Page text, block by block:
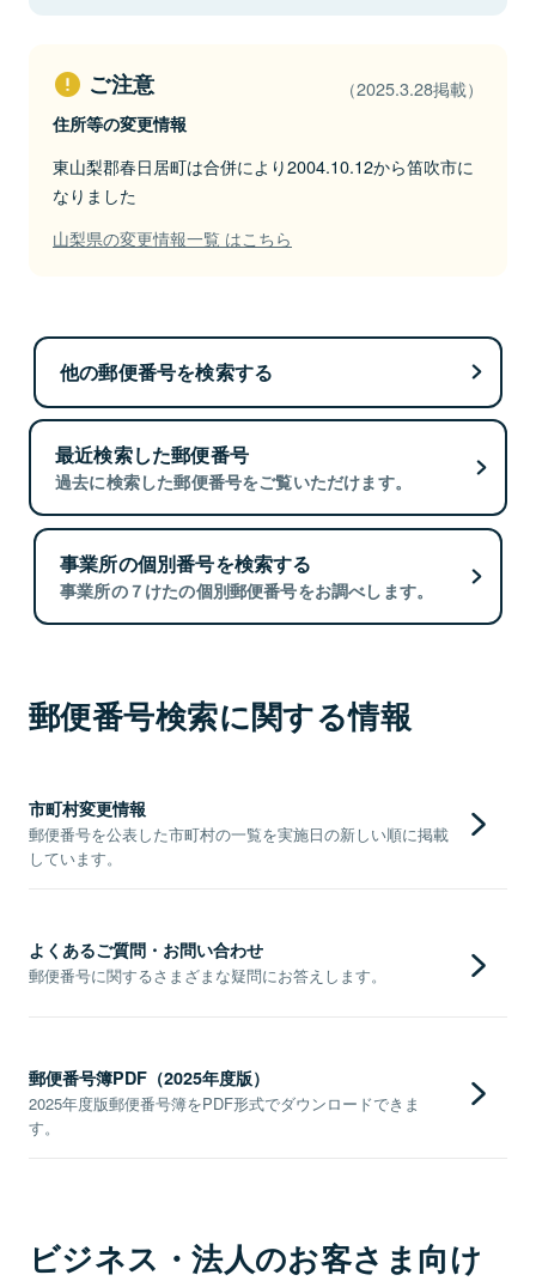
ご注意 （2025.3.28掲載）
住所等の変更情報
東山梨郡春日居町は合併により2004.10.12から笛吹市に
なりました
山梨県の変更情報一覧 はこちら
他の郵便番号を検索する
最近検索した郵便番号
過去に検索した郵便番号をご覧いただけます。
事業所の個別番号を検索する
事業所の７けたの個別郵便番号をお調べします。
郵便番号検索に関する情報
市町村変更情報
郵便番号を公表した市町村の一覧を実施日の新しい順に掲載
しています。
よくあるご質問・お問い合わせ
郵便番号に関するさまざまな疑問にお答えします。
郵便番号簿PDF（2025年度版）
2025年度版郵便番号簿をPDF形式でダウンロードできま
す。
ビジネス・法人のお客さま向け